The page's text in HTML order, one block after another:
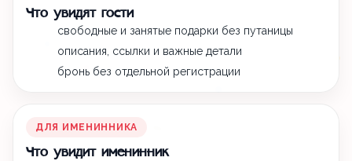
Что увидят гости
свободные и занятые подарки без путаницы
описания, ссылки и важные детали
бронь без отдельной регистрации
ДЛЯ ИМЕНИННИКА
Что увидит именинник